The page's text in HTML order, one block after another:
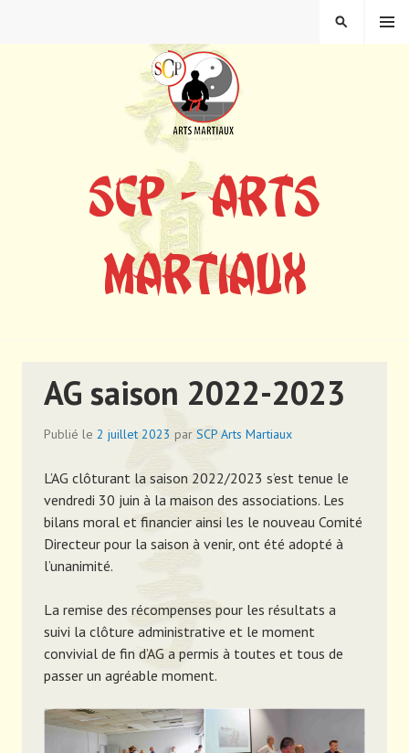
SCP – ARTS
MARTIAUX
MENU
AG saison 2022-2023
Publié le 2 juillet 2023 par SCP Arts Martiaux
L’AG clôturant la saison 2022/2023 s’est tenue le
vendredi 30 juin à la maison des associations. Les
bilans moral et financier ainsi les le nouveau Comité
Directeur pour la saison à venir, ont été adopté à
l’unanimité.
La remise des récompenses pour les résultats a
suivi la clôture administrative et le moment
convivial de fin d’AG a permis à toutes et tous de
passer un agréable moment.